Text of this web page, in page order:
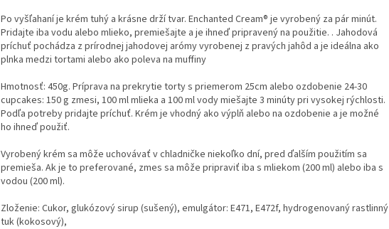
Po vyšľahaní je krém tuhý a krásne drží tvar. Enchanted Cream® je vyrobený za pár minút.
Pridajte iba vodu alebo mlieko, premiešajte a je ihneď pripravený na použitie. . Jahodová
príchuť pochádza z prírodnej jahodovej arómy vyrobenej z pravých jahôd a je ideálna ako
plnka medzi tortami alebo ako poleva na muffiny
Hmotnosť: 450g. Príprava na prekrytie torty s priemerom 25cm alebo ozdobenie 24-30
cupcakes: 150 g zmesi, 100 ml mlieka a 100 ml vody miešajte 3 minúty pri vysokej rýchlosti.
Podľa potreby pridajte príchuť. Krém je vhodný ako výplň alebo na ozdobenie a je možné
ho ihneď použiť.
Vyrobený krém sa môže uchovávať v chladničke niekoľko dní, pred ďalším použitím sa
premieša. Ak je to preferované, zmes sa môže pripraviť iba s mliekom (200 ml) alebo iba s
vodou (200 ml).
Zloženie: Cukor, glukózový sirup (sušený), emulgátor: E471, E472f, hydrogenovaný rastlinný
tuk (kokosový),